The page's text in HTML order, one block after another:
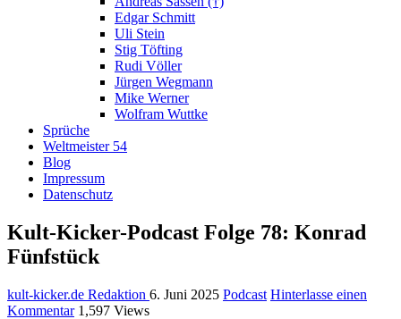
Edgar Schmitt
Uli Stein
Stig Töfting
Rudi Völler
Jürgen Wegmann
Mike Werner
Wolfram Wuttke
Sprüche
Weltmeister 54
Blog
Impressum
Datenschutz
Kult-Kicker-Podcast Folge 78: Konrad
Fünfstück
kult-kicker.de Redaktion 6. Juni 2025 Podcast Hinterlasse einen
Kommentar 1,597 Views